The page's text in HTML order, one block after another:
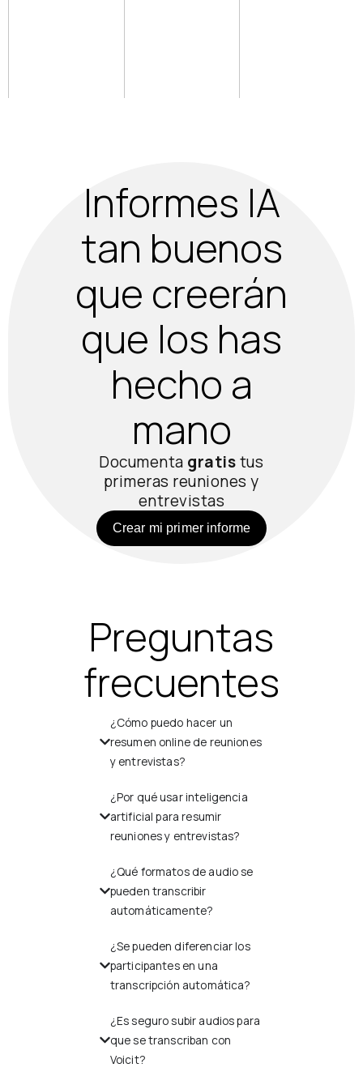
Informes IA
tan buenos
que creerán
que los has
hecho a
mano
Documenta gratistus
primeras reuniones y
entrevistas
Crear mi primer informe
Preguntas
frecuentes
¿Cómo puedo hacer un
resumen online de reuniones
y entrevistas?
¿Por qué usar inteligencia
artificial para resumir
reuniones y entrevistas?
¿Qué formatos de audio se
pueden transcribir
automáticamente?
¿Se pueden diferenciar los
participantes en una
transcripción automática?
¿Es seguro subir audios para
que se transcriban con
Voicit?